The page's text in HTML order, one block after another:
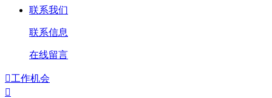
联系我们
联系信息
在线留言
工作机会
